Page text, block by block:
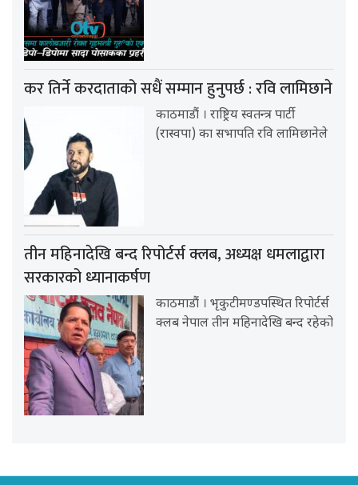
कर तिर्ने करदाताको सधैं सम्मान हुनुपर्छ : रवि लामिछाने
काठमाडौं । राष्ट्रिय स्वतन्त्र पार्टी
(रास्वपा) का सभापति रवि लामिछानेले
तीन महिनादेखि बन्द रिपोर्टर्स क्लब, अध्यक्ष धमलाद्वारा
सरकारको ध्यानाकर्षण
काठमाडौं । भृकुटीमण्डपस्थित रिपोर्टर्स
क्लब नेपाल तीन महिनादेखि बन्द रहेको